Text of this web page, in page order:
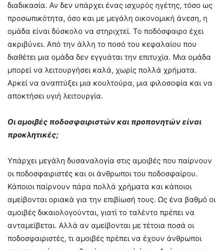
διαδικασία. Αν δεν υπάρχει ένας ισχυρός ηγέτης, τόσο ως
προσωπικότητα, όσο και με μεγάλη οικονομική άνεση, η
ομάδα είναι δύσκολο να στηριχτεί. Το ποδόσφαιρο έχει
ακριβύνει. Από την άλλη το ποσό του κεφαλαίου που
διαθέτει μια ομάδα δεν εγγυάται την επιτυχία. Μια ομάδα
μπορεί να λειτουργήσει καλά, χωρίς πολλά χρήματα.
Αρκεί να αναπτύξει μια κουλτούρα, μια φιλοσοφία και να
αποκτήσει υγιή λειτουργία.
Οι αμοιβές ποδοσφαιριστών και προπονητών είναι
προκλητικές;
Υπάρχει μεγάλη δυσαναλογία στις αμοιβές που παίρνουν
οι ποδοσφαιριστές και οι άνθρωποι του ποδοσφαίρου.
Κάποιοι παίρνουν πάρα πολλά χρήματα και κάποιοι
αμείβονται οριακά για την επιβίωσή τους. Ως ένα βαθμό οι
αμοιβές δικαιολογούνται, γιατί το ταλέντο πρέπει να
ανταμείβεται. Αλλά αν αμείβονται με τέτοια ποσά οι
ποδοσφαιριστές, τι αμοιβές πρέπει να έχουν άνθρωποι